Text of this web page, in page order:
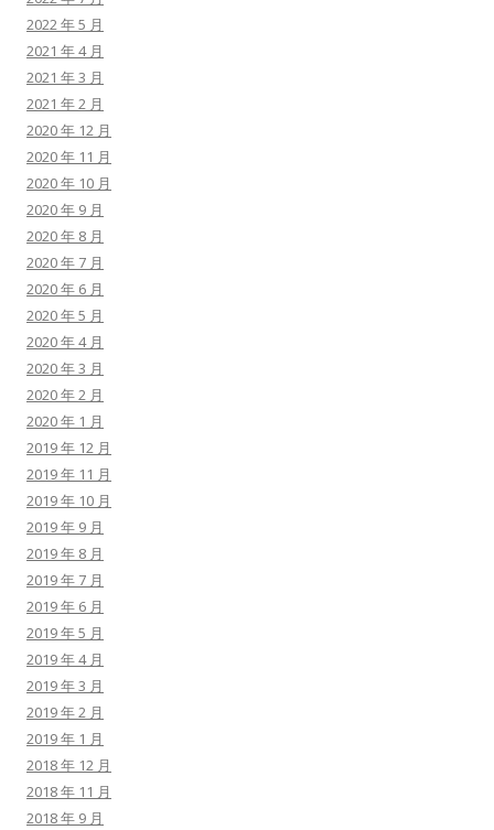
2022 年 5 月
2021 年 4 月
2021 年 3 月
2021 年 2 月
2020 年 12 月
2020 年 11 月
2020 年 10 月
2020 年 9 月
2020 年 8 月
2020 年 7 月
2020 年 6 月
2020 年 5 月
2020 年 4 月
2020 年 3 月
2020 年 2 月
2020 年 1 月
2019 年 12 月
2019 年 11 月
2019 年 10 月
2019 年 9 月
2019 年 8 月
2019 年 7 月
2019 年 6 月
2019 年 5 月
2019 年 4 月
2019 年 3 月
2019 年 2 月
2019 年 1 月
2018 年 12 月
2018 年 11 月
2018 年 9 月